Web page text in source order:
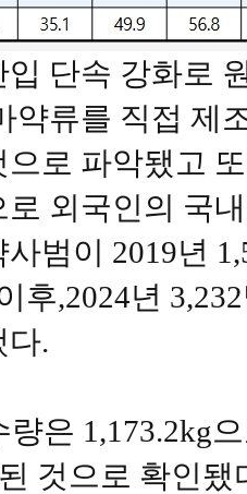
단속 강화로
약류를 직접 제
로 파악됐고
외국인의 국
범이 2019년
후,2024년
다.
량은 1,173.2kg
것으로 확인됐